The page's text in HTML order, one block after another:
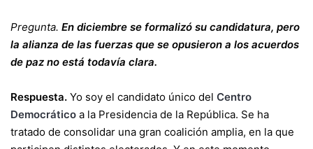
Pregunta. En diciembre se formalizó su candidatura, pero
la alianza de las fuerzas que se opusieron a los acuerdos
de paz no está todavía clara.
Respuesta. Yo soy el candidato único del Centro
Democrático a la Presidencia de la República. Se ha
tratado de consolidar una gran coalición amplia, en la que